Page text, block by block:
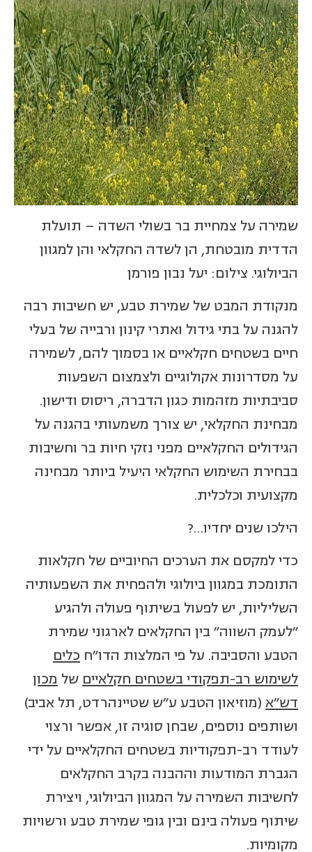
שמירה על צמחיית בר בשולי השדה – תועלת
הדדית מובטחת, הן לשדה החקלאי והן למגוון
הביולוגי. צילום: יעל נבון פורמן
מנקודת המבט של שמירת טבע, יש חשיבות רבה
להגנה על בתי גידול ואתרי קינון ורבייה של בעלי
חיים בשטחים חקלאיים או בסמוך להם, לשמירה
על מסדרונות אקולוגיים ולצמצום השפעות
סביבתיות מזהמות כגון הדברה, ריסוס ודישון.
מבחינת החקלאי, יש צורך משמעותי בהגנה על
הגידולים החקלאיים מפני נזקי חיות בר וחשיבות
בבחירת השימוש החקלאי היעיל ביותר מבחינה
מקצועית וכלכלית.
הילכו שנים יחדיו…?
כדי למקסם את הערכים החיוביים של חקלאות
התומכת במגוון ביולוגי ולהפחית את השפעותיה
השליליות, יש לפעול בשיתוף פעולה ולהגיע
"לעמק השווה" בין החקלאים לארגוני שמירת
הטבע והסביבה. על פי המלצות הדו"ח כלים
לשימוש רב-תפקודי בשטחים חקלאיים של מכון
דש"א (מוזיאון הטבע ע"ש שטיינהרדט, תל אביב)
ושותפים נוספים, שבחן סוגיה זו, אפשר ורצוי
לעודד רב-תפקודיות בשטחים החקלאיים על ידי
הגברת המודעות וההבנה בקרב החקלאים
לחשיבות השמירה על המגוון הביולוגי, ויצירת
שיתוף פעולה בינם ובין גופי שמירת טבע ורשויות
מקומיות.